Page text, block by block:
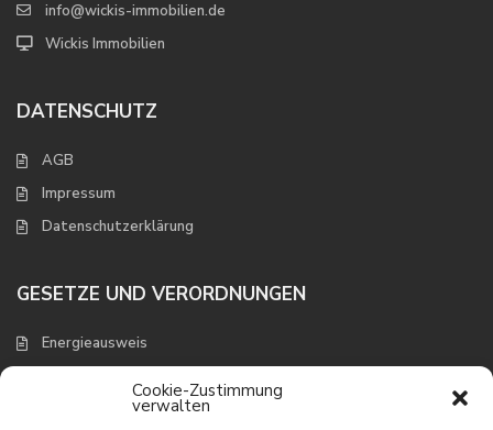
Cookie-Zustimmung
verwalten
info@wickis-immobilien.de
Wickis Immobilien
DATENSCHUTZ
AGB
Impressum
Datenschutzerklärung
GESETZE UND VERORDNUNGEN
Energieausweis